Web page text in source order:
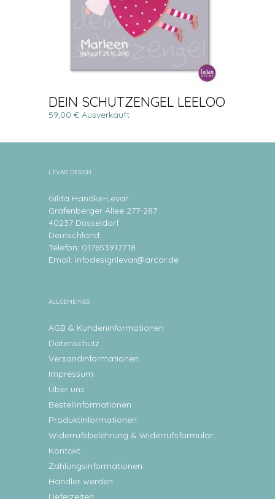
DEIN SCHUTZENGEL LEELOO
59,00 € Ausverkauft
LEVAR DESIGN
Gilda Handke-Levar
Grafenberger Allee 277-287
40237 Düsseldorf
Deutschland
Telefon: 017653917718
Email: infodesignlevar@arcor.de
ALLGEMEINES
AGB & Kundeninformationen
Datenschutz
Versandinformationen
Impressum
Über uns
Bestellinformationen
Produktinformationen
Widerrufsbelehrung & Widerrufsformular
Kontakt
Zahlungsinformationen
Händler werden
Lieferzeiten